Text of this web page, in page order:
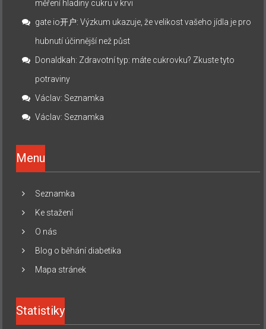
měření hladiny cukru v krvi
gate io开户:Výzkum ukazuje, že velikost vašeho jídla je pro
hubnutí účinnější než půst
Donaldkah: Zdravotní typ: máte cukrovku? Zkuste tyto
potraviny
Václav: Seznamka
Václav: Seznamka
Menu
Seznamka
Ke stažení
O nás
Blog o běhání diabetika
Mapa stránek
Statistiky